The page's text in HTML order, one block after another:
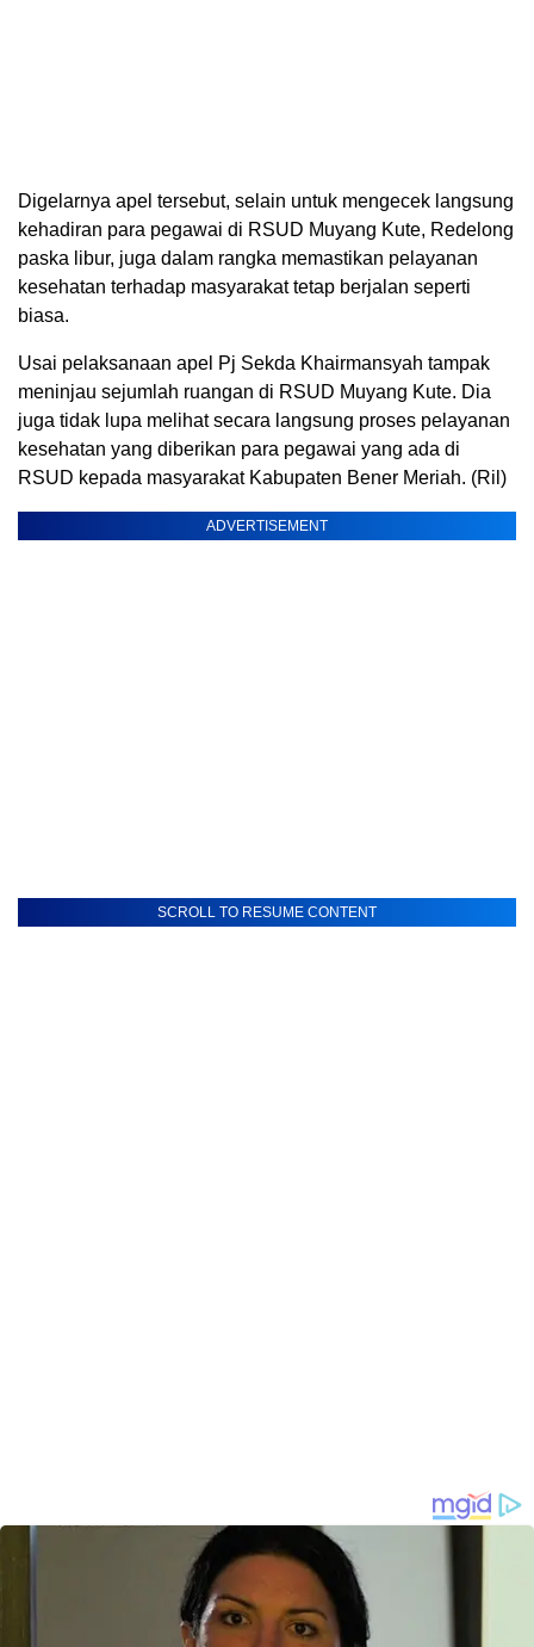
Digelarnya apel tersebut, selain untuk mengecek langsung
kehadiran para pegawai di RSUD Muyang Kute, Redelong
paska libur, juga dalam rangka memastikan pelayanan
kesehatan terhadap masyarakat tetap berjalan seperti
biasa.
Usai pelaksanaan apel Pj Sekda Khairmansyah tampak
meninjau sejumlah ruangan di RSUD Muyang Kute. Dia
juga tidak lupa melihat secara langsung proses pelayanan
kesehatan yang diberikan para pegawai yang ada di
RSUD kepada masyarakat Kabupaten Bener Meriah. (Ril)
ADVERTISEMENT
SCROLL TO RESUME CONTENT